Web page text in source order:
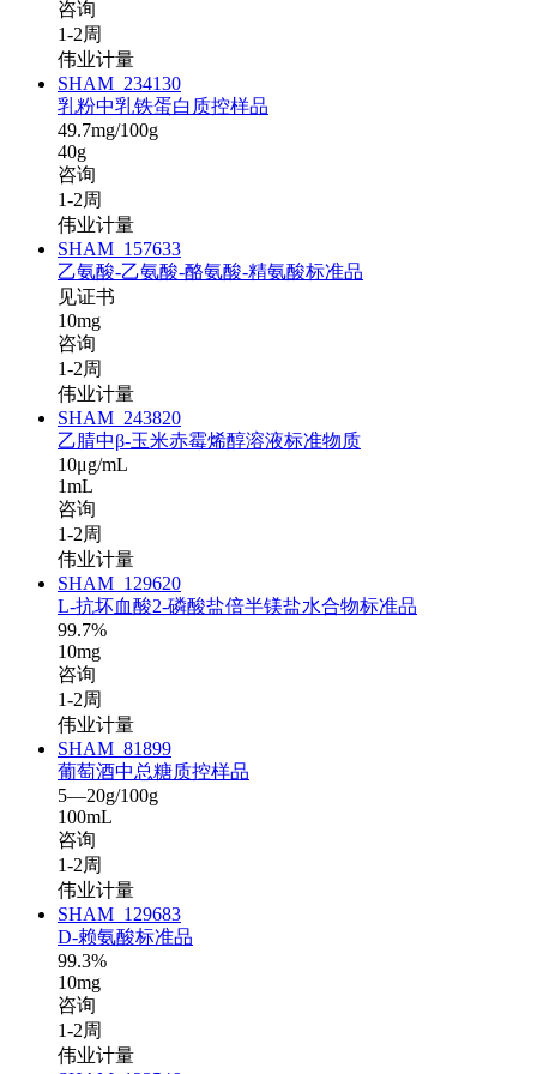
咨询
1-2周
伟业计量
SHAM_234130
乳粉中乳铁蛋白质控样品
49.7mg/100g
40g
咨询
1-2周
伟业计量
SHAM_157633
乙氨酸-乙氨酸-酪氨酸-精氨酸标准品
见证书
10mg
咨询
1-2周
伟业计量
SHAM_243820
乙腈中β-玉米赤霉烯醇溶液标准物质
10μg/mL
1mL
咨询
1-2周
伟业计量
SHAM_129620
L-抗坏血酸2-磷酸盐倍半镁盐水合物标准品
99.7%
10mg
咨询
1-2周
伟业计量
SHAM_81899
葡萄酒中总糖质控样品
5—20g/100g
100mL
咨询
1-2周
伟业计量
SHAM_129683
D-赖氨酸标准品
99.3%
10mg
咨询
1-2周
伟业计量